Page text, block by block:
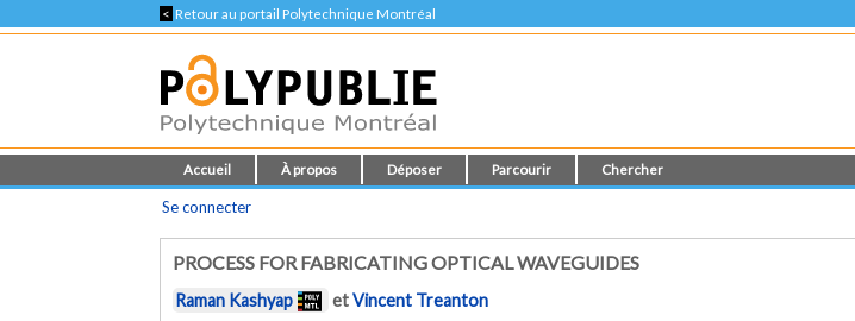
< Retour au portail Polytechnique Montréal
Accueil À propos Déposer Parcourir Chercher
Se connecter
PROCESS FOR FABRICATING OPTICAL WAVEGUIDES
Raman Kashyap etVincent Treanton